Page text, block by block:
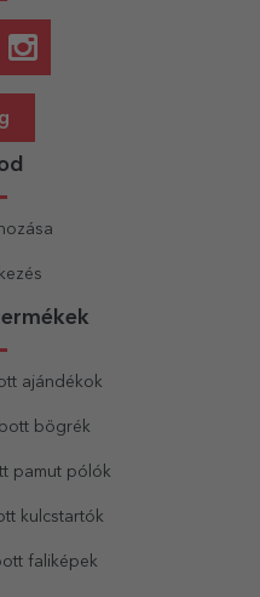
ajándékok
bögrék
pamut pólók
kulcstartók
faliképek